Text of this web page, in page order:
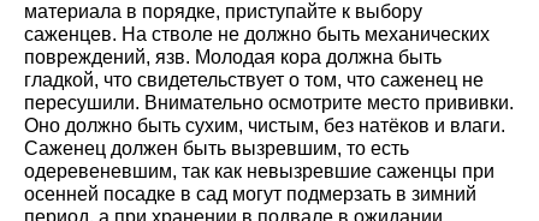
материала в порядке, приступайте к выбору
саженцев. На стволе не должно быть механических
повреждений, язв. Молодая кора должна быть
гладкой, что свидетельствует о том, что саженец не
пересушили. Внимательно осмотрите место прививки.
Оно должно быть сухим, чистым, без натёков и влаги.
Саженец должен быть вызревшим, то есть
одеревеневшим, так как невызревшие саженцы при
осенней посадке в сад могут подмерзать в зимний
период, а при хранении в подвале в ожидании